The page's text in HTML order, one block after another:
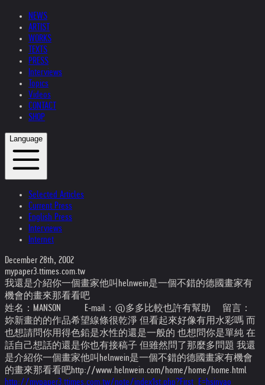
NEWS
ARTIST
WORKS
TEXTS
PRESS
Interviews
Topics
Videos
CONTACT
SHOP
Language
Selected Articles
Current Press
English Press
Interviews
Internet
December 28th, 2002
mypaper3.ttimes.com.tw
我還是介紹你一個畫家他叫helnwein是一個不錯的德國畫家有
機會的畫來那看看吧
姓名：MANSON E-mail：@多多比較也許有幫助 留言：
妳新畫的的作品希望線條很乾淨 但看起來好像有用水彩嗎 而
也想請問你用得色鉛是水性的還是一般的 也想問你是單純 在
話自己想話的還是你也有接稿子 但雖然問了那麼多問題 我還
是介紹你一個畫家他叫helnwein是一個不錯的德國畫家有機會
的畫來那看看吧http://www.helnwein.com/home/home/home.html
http://mypaper3.ttimes.com.tw/note/index1st.php?First_E=hsinyao